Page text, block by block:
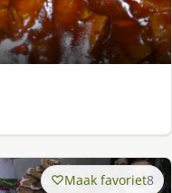
Maak favoriet8